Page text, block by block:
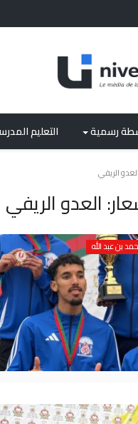
رسمية التعليم
العدو الريفي
العدو الريفي
بن عبد الله